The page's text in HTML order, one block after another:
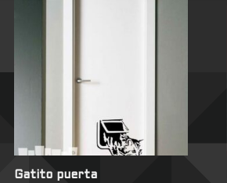
Gatito puerta